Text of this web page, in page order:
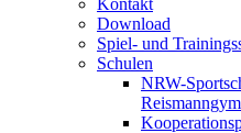
Kontakt
Download
Spiel- und
Schulen
NRW-